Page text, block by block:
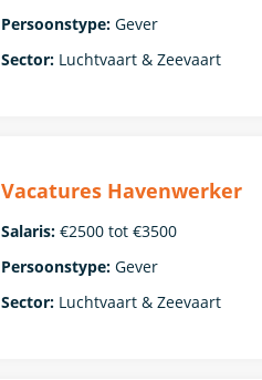
Persoonstype: Gever
Sector: Luchtvaart & Zeevaart
Vacatures Havenwerker
Salaris: €2500 tot €3500
Persoonstype: Gever
Sector: Luchtvaart & Zeevaart